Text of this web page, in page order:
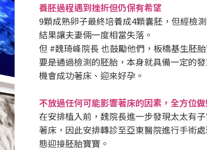
養胚過程遇到挫折但仍保有希望
9顆成熟卵子最終培養成4顆囊胚，但經檢
結果讓夫妻倆一度相當失落。
但 #魏琦峰院長 也鼓勵他們，板橋基生胚
要是通過檢測的胚胎，本身就具備一定的
機會成功著床、迎來好孕。
不放過任何可能影響著床的因素，全方位
在安排植入前，魏院長進一步發現太太有
著床，因此安排轉診至亞東醫院進行手術
態迎接胚胎寶寶。